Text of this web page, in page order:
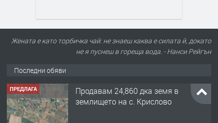
Жената е като торбичка чай: не знаеш каква е силата й, докато
не я пуснеш в гореща вода. - Нанси Рейгън
Последни обяви
ПРЕДЛАГА
Продавам 24,860 дка земя в
землището на с. Крислово